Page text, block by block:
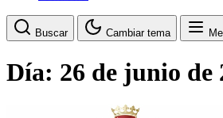
Buscar Cambiar tema
Día: 26 de junio de